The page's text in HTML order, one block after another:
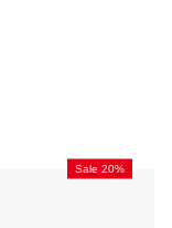
Sale 20%